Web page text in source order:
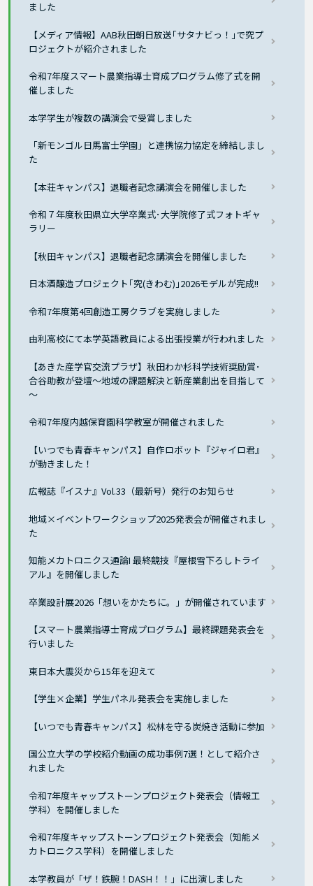
ました
【メディア情報】AAB秋田朝日放送｢サタナビっ！｣で究プ
ロジェクトが紹介されました
令和7年度スマート農業指導士育成プログラム修了式を開
催しました
本学学生が複数の講演会で受賞しました
「新モンゴル日馬富士学園」と連携協力協定を締結しまし
た
【本荘キャンパス】退職者記念講演会を開催しました
令和７年度秋田県立大学卒業式･大学院修了式フォトギャ
ラリー
【秋田キャンパス】退職者記念講演会を開催しました
日本酒醸造プロジェクト｢究(きわむ)｣2026モデルが完成!!
令和7年度第4回創造工房クラブを実施しました
由利高校にて本学英語教員による出張授業が行われました
【あきた産学官交流プラザ】秋田わか杉科学技術奨励賞･
合谷助教が登壇～地域の課題解決と新産業創出を目指して
～
令和7年度内越保育園科学教室が開催されました
【いつでも青春キャンパス】自作ロボット『ジャイロ君』
が動きました！
広報誌『イスナ』Vol.33（最新号）発行のお知らせ
地域×イベントワークショップ2025発表会が開催されまし
た
知能メカトロニクス通論I 最終競技『屋根雪下ろしトライ
アル』を開催しました
卒業設計展2026「想いをかたちに。」が開催されています
【スマート農業指導士育成プログラム】最終課題発表会を
行いました
東日本大震災から15年を迎えて
【学生×企業】学生パネル発表会を実施しました
【いつでも青春キャンパス】松林を守る炭焼き活動に参加
国公立大学の学校紹介動画の成功事例7選！として紹介さ
れました
令和7年度キャップストーンプロジェクト発表会（情報工
学科）を開催しました
令和7年度キャップストーンプロジェクト発表会（知能メ
カトロニクス学科）を開催しました
本学教員が「ザ！鉄腕！DASH！！」に出演しました